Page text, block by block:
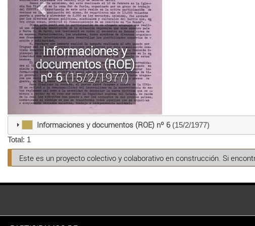
Informaciones y
documentos (ROE)
nº 6(15/2/1977)
Informaciones y documentos (ROE) nº 6(15/2/1977)
Total: 1
Este es un proyecto colectivo y colaborativo en construcción. Si